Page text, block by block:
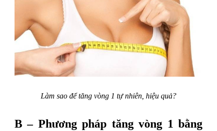
Làm sao để tăng vòng 1 tự nhiên, hiệu quả?
B – Phương pháp tăng vòng 1 bằng